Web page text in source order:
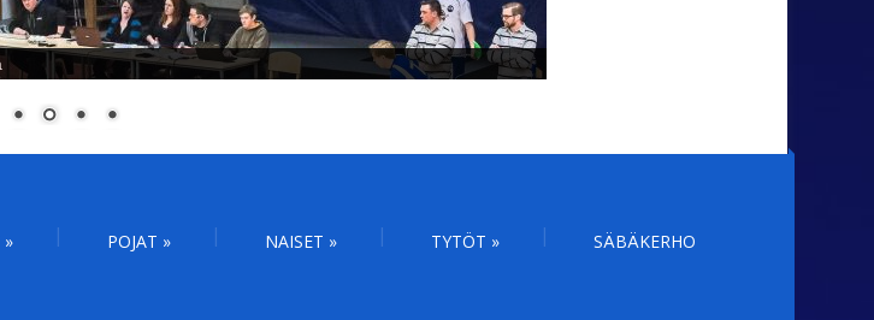
» POJAT » NAISET » TYTÖT » SÄBÄKERHO